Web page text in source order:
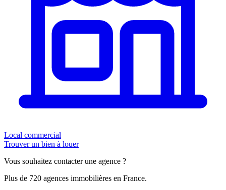
Local commercial
Trouver un bien à louer
Vous souhaitez contacter une agence ?
Plus de 720 agences immobilières en France.